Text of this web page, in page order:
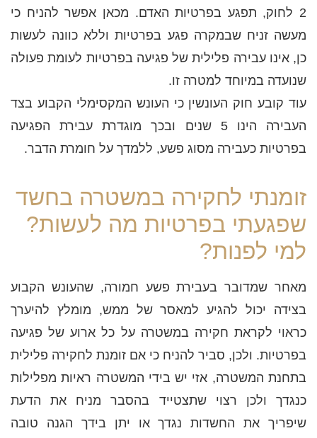
2 לחוק, תפגע בפרטיות האדם. מכאן אפשר להניח כי
מעשה זניח שבמקרה פגע בפרטיות וללא כוונה לעשות
כן, אינו עבירה פלילית של פגיעה בפרטיות לעומת פעולה
שנועדה במיוחד למטרה זו.
עוד קובע חוק העונשין כי העונש המקסימלי הקבוע בצד
העבירה הינו 5 שנים ובכך מוגדרת עבירת הפגיעה
בפרטיות כעבירה מסוג פשע, ללמדך על חומרת הדבר.
זומנתי לחקירה במשטרה בחשד
שפגעתי בפרטיות מה לעשות?
למי לפנות?
מאחר שמדובר בעבירת פשע חמורה, שהעונש הקבוע
בצידה יכול להגיע למאסר של ממש, מומלץ להיערך
כראוי לקראת חקירה במשטרה על כל ארוע של פגיעה
בפרטיות. ולכן, סביר להניח כי אם זומנת לחקירה פלילית
בתחנת המשטרה, אזי יש בידי המשטרה ראיות מפלילות
כנגדך ולכן רצוי שתצטייד בהסבר מניח את הדעת
שיפריך את החשדות נגדך או יתן בידך הגנה טובה